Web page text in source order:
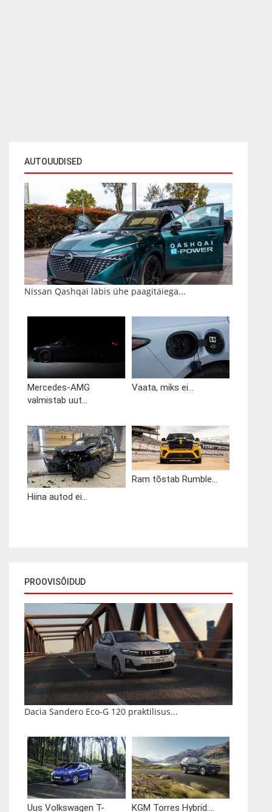
AUTOUUDISED
Nissan Qashqai läbis ühe paagitäiega...
Mercedes-AMG
valmistab uut...
Vaata, miks ei...
Hiina autod ei...
Ram tõstab Rumble...
PROOVISÕIDUD
Dacia Sandero Eco-G 120 praktilisus...
Uus Volkswagen T- KGM Torres Hybrid:...